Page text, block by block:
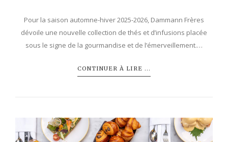
Pour la saison automne-hiver 2025-2026, Dammann Frères
dévoile une nouvelle collection de thés et d’infusions placée
sous le signe de la gourmandise et de l’émerveillement.…
CONTINUER À LIRE ...